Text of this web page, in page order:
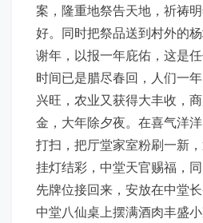
案，隆重地祭告天地，祈祷
好。同时把祭品送到村外的
谢年，以报一年庇佑，这是任
时间已是腊尽春回，人们一
兴旺，农业又获得大丰收，
金，大年除夕夜。在喜气洋
打扫，把厅堂家室粉刷一新
挂灯结彩，中堂天官赐福，
先牌位接回来，安放在中堂长
中堂八仙桌上摆满酒肉丰盛